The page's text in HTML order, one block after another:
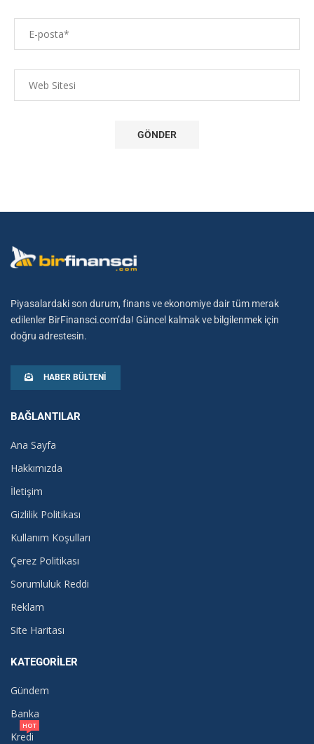
Piyasalardaki son durum, finans ve ekonomiye dair tüm merak
edilenler BirFinansci.com’da! Güncel kalmak ve bilgilenmek için
doğru adrestesin.
HABER BÜLTENI
BAĞLANTILAR
Ana Sayfa
Hakkımızda
İletişim
Gizlilik Politikası
Kullanım Koşulları
Çerez Politikası
Sorumluluk Reddi
Reklam
Site Haritası
KATEGORILER
Gündem
Banka
Kredi
HOT